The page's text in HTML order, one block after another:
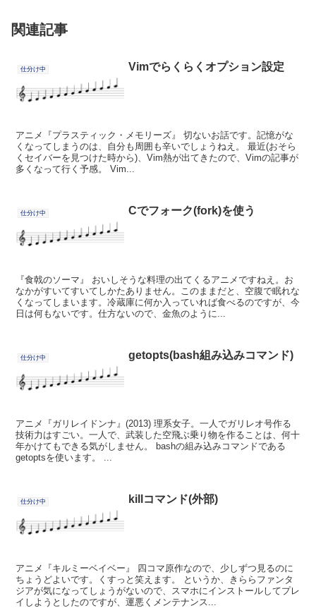
関連記事
仕分け中 Vimでらくらくオプション設定
アニメ『プラスティック・メモリーズ』 切ないお話です。記憶がな
くなってしまうのは、自分も周囲も辛いでしょうねえ。 最近(おそら
くセイバーを見つけた時から)、Vim熱が出てきたので、Vimの記事が
多くなって行く予感。 Vim...
仕分け中 Cでフォーク(fork)を使う
『食戟のソーマ』 おいしそうな料理の出てくるアニメですねえ。お
なかがすいてすいてしかたありません。このままだと、空腹で眠れな
くなってしまいます。冷蔵庫に何か入っていれば食べるのですが、今
日は何もないです。仕方ないので、金魚のように...
仕分け中 getopts(bash組み込みコマンド)
アニメ『ガリレイドンナ』(2013) 理系女子。一人でガリレオ号作る
技術力はすごい。一人で、武装した空飛ぶ乗り物を作ることは、何十
年かけてもできる気がしません。 bashの組み込みコマンドである
getoptsを使います。 ...
仕分け中 killコマンド(外部)
アニメ『キルミーベイベー』 四コマ原作なので、少しずつ見るのに
ちょうどよいです。くすっと笑えます。 というか、きららファンタ
ジアが気になってしょうがないので、スマホにインストールしてプレ
イしようとしたのですが、運悪くメンテナンス...